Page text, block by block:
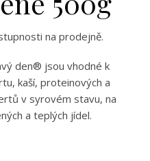
na prodejně.
den® jsou vhodné k
kaší, proteinových a
v syrovém stavu, na
a teplých jídel.